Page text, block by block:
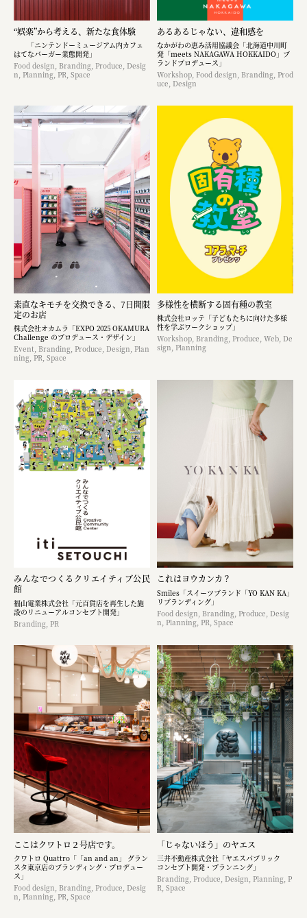
“娯楽”から考える、新たな食体験
「ニンテンドーミュージアム内カフェ
はてなバーガー業態開発」
Food design, Branding, Produce, Desig
n, Planning, PR, Space
あるあるじゃない、違和感を
なかがわの恵み活用協議会「北海道中川町
発「meets NAKAGAWA HOKKAIDO」ブ
ランドプロデュース」
Workshop, Food design, Branding, Prod
uce, Design
素直なキモチを交換できる、7日間限
定のお店
株式会社オカムラ「EXPO 2025 OKAMURA
Challenge のプロデュース・デザイン」
Event, Branding, Produce, Design, Plan
ning, PR, Space
多様性を横断する固有種の教室
株式会社ロッテ「子どもたちに向けた多様
性を学ぶワークショップ」
Workshop, Branding, Produce, Web, De
sign, Planning
みんなでつくるクリエイティブ公民
館
福山電業株式会社「元百貨店を再生した施
設のリニューアルコンセプト開発」
Branding, PR
これはヨウカンカ？
Smiles「スイーツブランド「YO KAN KA」
リブランディング」
Food design, Branding, Produce, Desig
n, Planning, PR, Space
ここはクワトロ２号店です。
クワトロ Quattro「「an and an」 グラン
スタ東京店のブランディング・プロデュー
ス」
Food design, Branding, Produce, Desig
n, Planning, PR, Space
「じゃないほう」のヤエス
三井不動産株式会社「ヤエスパブリック
コンセプト開発・プランニング」
Branding, Produce, Design, Planning, P
R, Space